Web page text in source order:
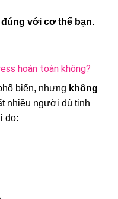
với cơ thể bạn.
hoàn toàn không?
biến, nhưng không
nhiều người dù tinh
do: